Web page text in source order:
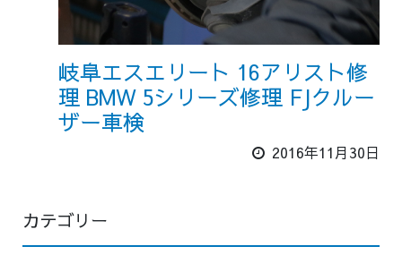
岐阜エスエリート 16アリスト修
理 BMW 5シリーズ修理 FJクルー
ザー車検
2016年11月30日
カテゴリー